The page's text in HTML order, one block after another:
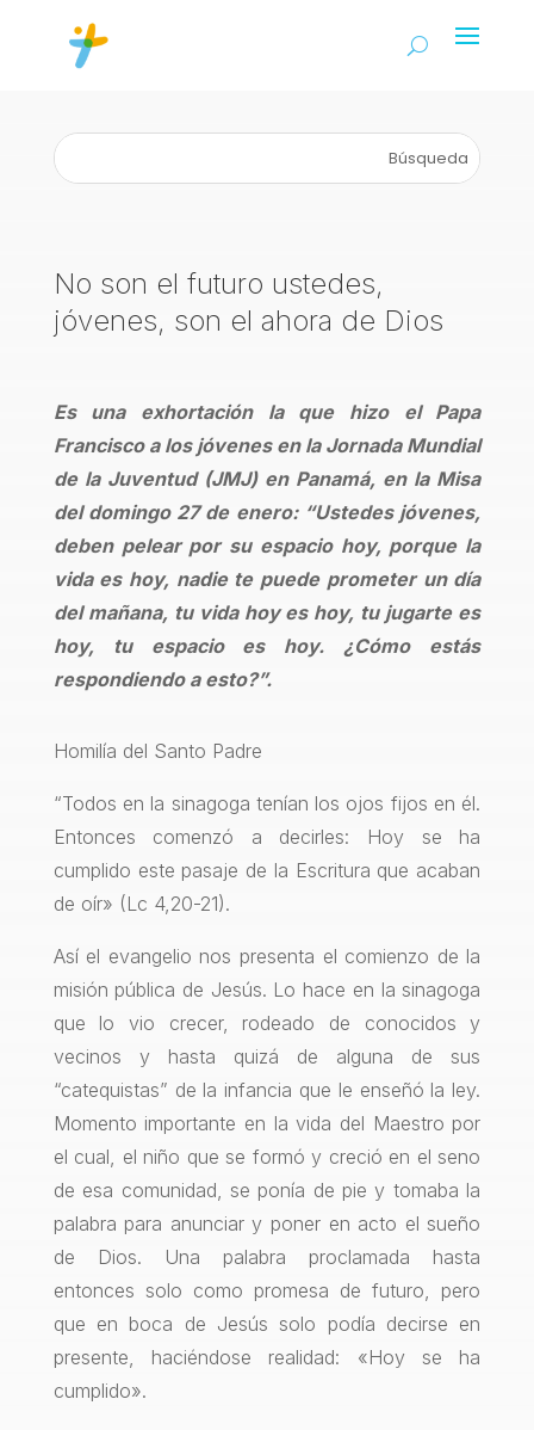
No son el futuro ustedes,
jóvenes, son el ahora de Dios
Es una exhortación la que hizo el Papa
Francisco a los jóvenes en la Jornada Mundial
de la Juventud (JMJ) en Panamá, en la Misa
del domingo 27 de enero: “Ustedes jóvenes,
deben pelear por su espacio hoy, porque la
vida es hoy, nadie te puede prometer un día
del mañana, tu vida hoy es hoy, tu jugarte es
hoy, tu espacio es hoy. ¿Cómo estás
respondiendo a esto?”.
Homilía del Santo Padre
“Todos en la sinagoga tenían los ojos fijos en él.
Entonces comenzó a decirles: Hoy se ha
cumplido este pasaje de la Escritura que acaban
de oír» (Lc 4,20-21).
Así el evangelio nos presenta el comienzo de la
misión pública de Jesús. Lo hace en la sinagoga
que lo vio crecer, rodeado de conocidos y
vecinos y hasta quizá de alguna de sus
“catequistas” de la infancia que le enseñó la ley.
Momento importante en la vida del Maestro por
el cual, el niño que se formó y creció en el seno
de esa comunidad, se ponía de pie y tomaba la
palabra para anunciar y poner en acto el sueño
de Dios. Una palabra proclamada hasta
entonces solo como promesa de futuro, pero
que en boca de Jesús solo podía decirse en
presente, haciéndose realidad: «Hoy se ha
cumplido».